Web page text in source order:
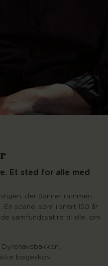
Et sted for alle med
der danner rammen
scene, som i snart 150 år
samfundssatire til alle, om
bøgeskov.